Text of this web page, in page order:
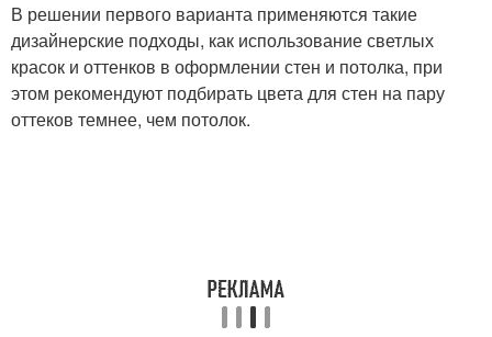
В решении первого варианта применяются такие
дизайнерские подходы, как использование светлых
красок и оттенков в оформлении стен и потолка, при
этом рекомендуют подбирать цвета для стен на пару
оттеков темнее, чем потолок.